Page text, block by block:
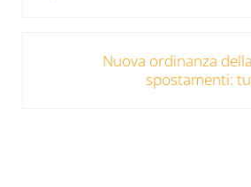
Nuova ordinanza
spostamenti: